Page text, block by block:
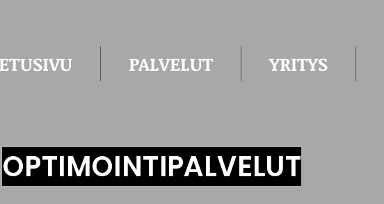
ETUSIVU PALVELUT YRITYS
OPTIMOINTIPALVELUT